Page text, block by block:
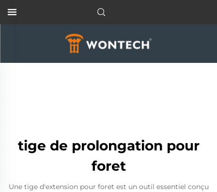
tige de prolongation pour
foret
Une tige d'extension pour foret est un outil essentiel conçu